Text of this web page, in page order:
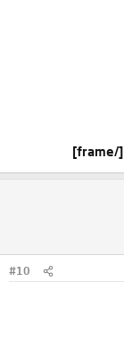
[/frame]
#10